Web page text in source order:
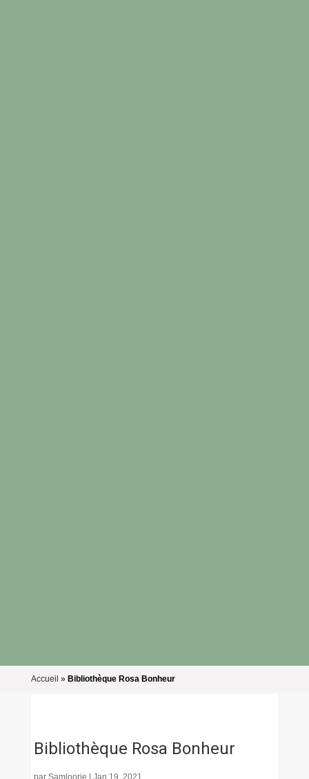
Accueil » Bibliothèque Rosa Bonheur
Bibliothèque Rosa Bonheur